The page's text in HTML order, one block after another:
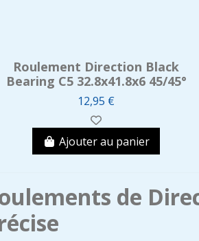
Roulement Direction Black
Bearing C5 32.8x41.8x6 45/45°
12,95 €
Ajouter au panier
de